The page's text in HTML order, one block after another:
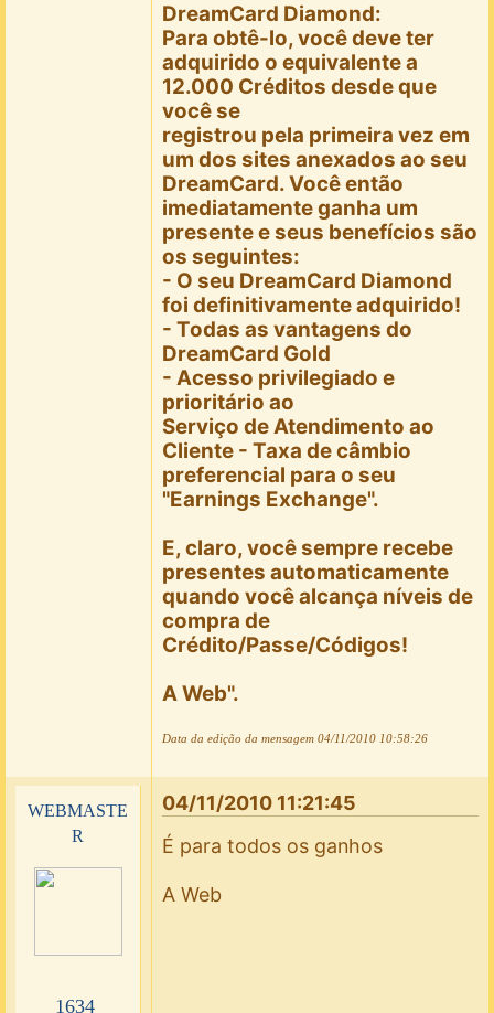
DreamCard Diamond:
Para obtê-lo, você deve ter
adquirido o equivalente a
12.000 Créditos desde que
você se
registrou pela primeira vez em
um dos sites anexados ao seu
DreamCard. Você então
imediatamente ganha um
presente e seus benefícios são
os seguintes:
- O seu DreamCard Diamond
foi definitivamente adquirido!
- Todas as vantagens do
DreamCard Gold
- Acesso privilegiado e
prioritário ao
Serviço de Atendimento ao
Cliente - Taxa de câmbio
preferencial para o seu
"Earnings Exchange".
E, claro, você sempre recebe
presentes automaticamente
quando você alcança níveis de
compra de
Crédito/Passe/Códigos!
A Web".
Data da edição da mensagem 04/11/2010 10:58:26
webmaste
r
1634
04/11/2010 11:21:45
É para todos os ganhos
A Web